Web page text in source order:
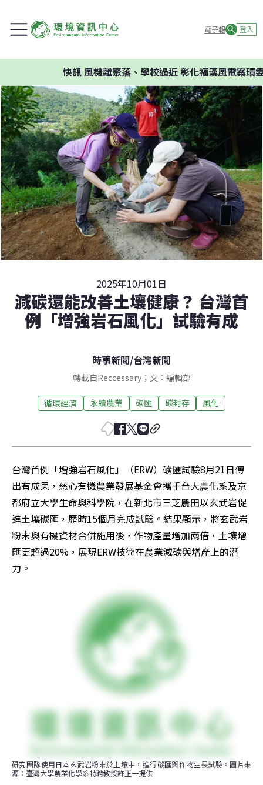
電子報 登入
風機離聚落、學校過近 彰化福漢風電案環委建
2025年10月01日
減碳還能改善土壤健康？ 台灣首
例「增強岩石風化」試驗有成
時事新聞/台灣新聞
轉載自Reccessary；文：編輯部
循環經濟 永續農業 碳匯 碳封存 風化
台灣首例「增強岩石風化」（ERW）碳匯試驗8月21日傳
出有成果，慈心有機農業發展基金會攜手台大農化系及京
都府立大學生命與科學院，在新北市三芝農田以玄武岩促
進土壤碳匯，歷時15個月完成試驗。結果顯示，將玄武岩
粉末與有機資材合併施用後，作物產量增加兩倍，土壤增
匯更超過20%，展現ERW技術在農業減碳與增產上的潛
力。
研究團隊使用日本玄武岩粉末於土壤中，進行碳匯與作物生長試驗。圖片來
源：臺灣大學農業化學系特聘教授許正一提供